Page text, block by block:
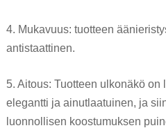
4. Mukavuus: tuotteen
antistaattinen.
5. Aitous: Tuotteen ulkonäkö
elegantti ja ainutlaatuinen, ja
luonnollisen koostumuksen